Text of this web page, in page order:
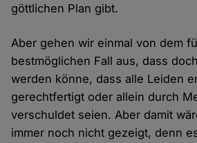
göttlichen Plan gibt.
Aber gehen wir einmal von dem
bestmöglichen Fall aus, dass
werden könne, dass alle Leiden
gerechtfertigt oder allein durch
verschuldet seien. Aber damit
immer noch nicht gezeigt, denn